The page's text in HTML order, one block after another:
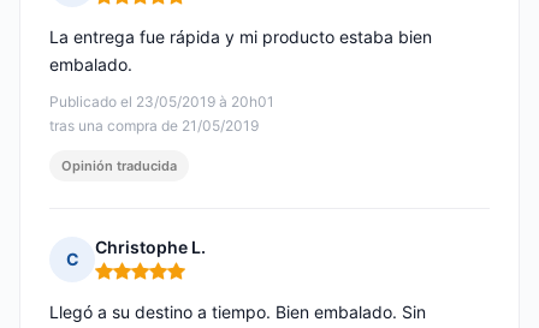
Nota: 5 de 5
Publicado el 23/05/2019 à 20h01
tras una compra de 21/05/2019
La entrega fue rápida y mi producto estaba bien
embalado.
Opinión traducida
C
Christophe L.
Nota: 5 de 5
Llegó a su destino a tiempo. Bien embalado. Sin